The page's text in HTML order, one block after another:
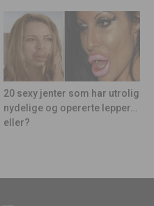
20 sexy jenter som har utrolig
nydelige og opererte lepper…
eller?